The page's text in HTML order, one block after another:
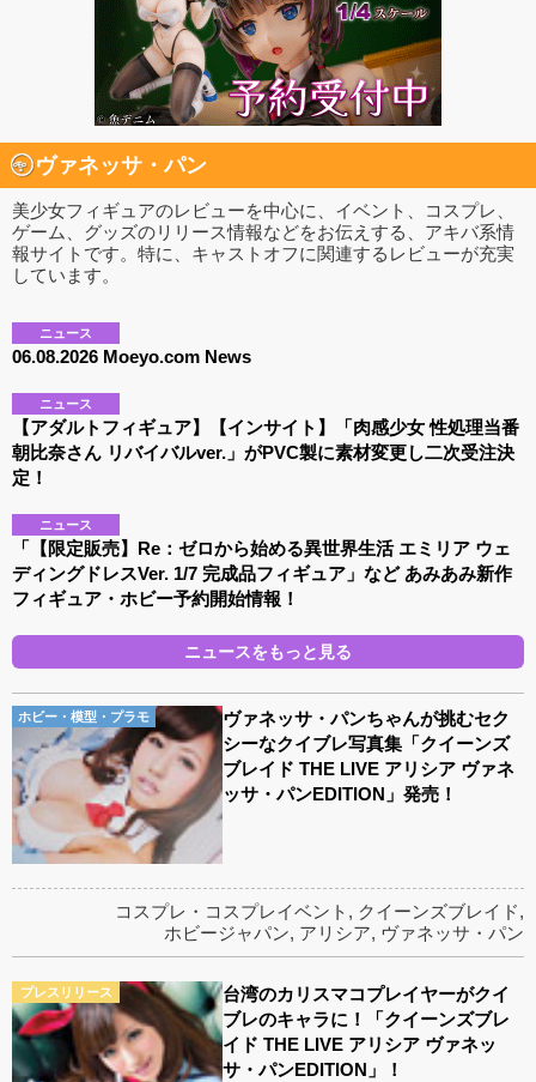
ヴァネッサ・パン
美少女フィギュアのレビューを中心に、イベント、コスプレ、
ゲーム、グッズのリリース情報などをお伝えする、アキバ系情
報サイトです。特に、キャストオフに関連するレビューが充実
しています。
ニュース
06.08.2026 Moeyo.com News
ニュース
【アダルトフィギュア】【インサイト】「肉感少女 性処理当番
朝比奈さん リバイバルver.」がPVC製に素材変更し二次受注決
定！
ニュース
「【限定販売】Re：ゼロから始める異世界生活 エミリア ウェ
ディングドレスVer. 1/7 完成品フィギュア」など あみあみ新作
フィギュア・ホビー予約開始情報！
ニュースをもっと見る
ホビー・模型・プラモ
ヴァネッサ・パンちゃんが挑むセク
シーなクイブレ写真集「クイーンズ
ブレイド THE LIVE アリシア ヴァネ
ッサ・パンEDITION」発売！
コスプレ・コスプレイベント , クイーンズブレイド,
ホビージャパン, アリシア, ヴァネッサ・パン
プレスリリース
台湾のカリスマコプレイヤーがクイ
ブレのキャラに！「クイーンズブレ
イド THE LIVE アリシア ヴァネッ
サ・パンEDITION」！